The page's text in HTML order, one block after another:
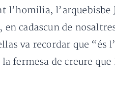
l’homilia,
en cadascun de
va recordar que “és
fermesa de creure